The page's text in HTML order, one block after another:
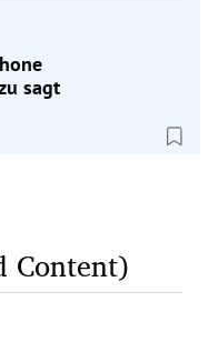
sagt
Content)